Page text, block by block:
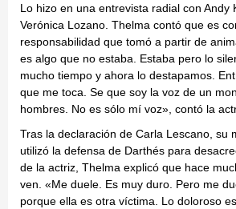
Lo hizo en una entrevista radial con Andy
Verónica Lozano. Thelma contó que es
responsabilidad que tomó a partir de
es algo que no estaba. Estaba pero lo
mucho tiempo y ahora lo destapamos.
que me toca. Se que soy la voz de un
hombres. No es sólo mí voz», contó la
Tras la declaración de Carla Lescano, su
utilizó la defensa de Darthés para
de la actriz, Thelma explicó que hace
ven. «Me duele. Es muy duro. Pero me
porque ella es otra víctima. Lo doloroso